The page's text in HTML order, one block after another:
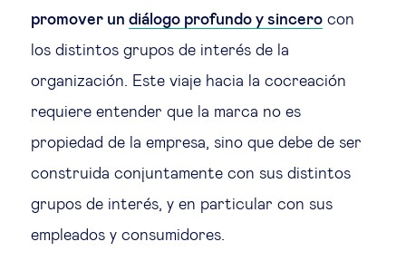
promover un diálogo profundo y sincero con
los distintos grupos de interés de la
organización. Este viaje hacia la cocreación
requiere entender que la marca no es
propiedad de la empresa, sino que debe de ser
construida conjuntamente con sus distintos
grupos de interés, y en particular con sus
empleados y consumidores.